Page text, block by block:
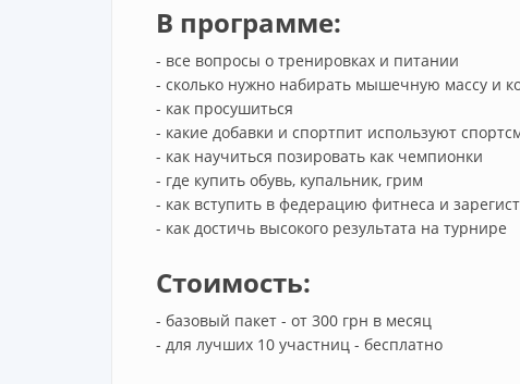
В программе:
- все вопросы о тренировках и питании
- сколько нужно набирать мышечную массу и
- как просушиться
- какие добавки и спортпит используют
- как научиться позировать как чемпионки
- где купить обувь, купальник, грим
- как вступить в федерацию фитнеса и
- как достичь высокого результата на турнире
Стоимость:
- базовый пакет - от 300 грн в месяц
- для лучших 10 участниц - бесплатно